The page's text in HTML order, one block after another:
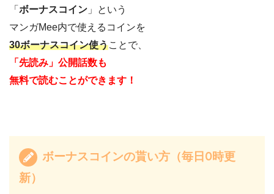
「 ボーナスコイン 」という
マンガMee内で使えるコインを
30ボーナスコイン使うことで、
「先読み」公開話数も
無料で読むことができます！
ボーナスコインの貰い方（毎日0時更
新）